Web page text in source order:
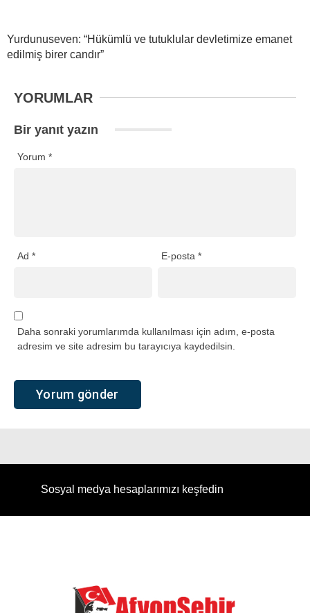
Yurdunuseven: “Hükümlü ve tutuklular devletimize emanet
edilmiş birer candır”
YORUMLAR
Bir yanıt yazın
Yorum *
Ad * E-posta*
Daha sonraki yorumlarımda kullanılması için adım, e-posta
adresim ve site adresim bu tarayıcıya kaydedilsin.
Sosyal medya hesaplarımızı keşfedin